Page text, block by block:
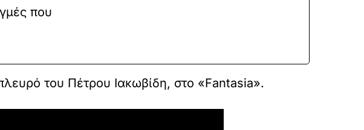
που
του Πέτρου Ιακωβίδη, στο «Fantasia».